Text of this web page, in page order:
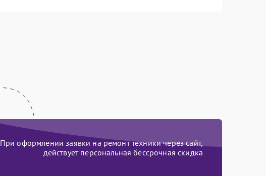
При оформлении заявки на ремонт техники через сайт,
действует персональная бессрочная скидка